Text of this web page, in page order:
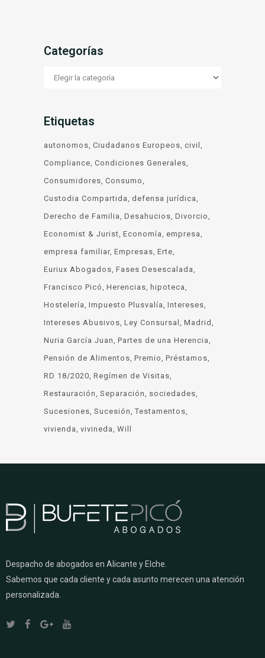
Categorías
Categorías
Etiquetas
autonomos Ciudadanos Europeos civil
Compliance Condiciones Generales
Consumidores Consumo
Custodia Compartida defensa jurídica
Derecho de Familia Desahucios Divorcio
Economist & Jurist Economía empresa
empresa familiar Empresas Erte
Euriux Abogados Fases Desescalada
Francisco Picó Herencias
hipoteca
Hostelería Impuesto Plusvalía Intereses
Intereses Abusivos Ley Consursal
Madrid
Nuria García Juan Partes de una Herencia
Pensión de Alimentos Premio Préstamos
RD 18/2020 Regímen de Visitas
Restauración Separación
sociedades
Sucesiones Sucesión Testamentos
vivienda vivineda Will
Despacho de abogados en Alicante y Elche.
Sabemos que cada cliente y cada asunto merecen una atención
personalizada.